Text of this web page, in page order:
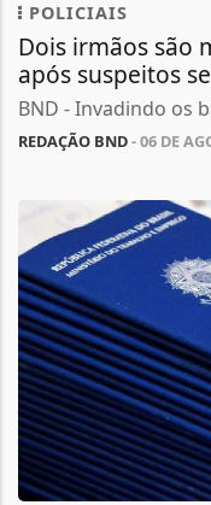
POLICIAIS
Dois irmãos são
após suspeitos
BND - Invadindo os
REDAÇÃO BND- 06 DE